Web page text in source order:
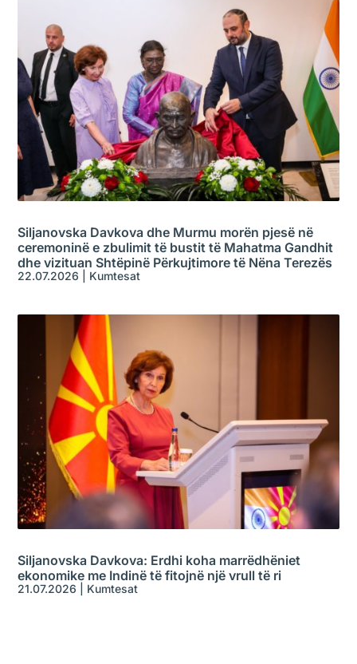
Siljanovska Davkova dhe Murmu morën pjesë në
ceremoninë e zbulimit të bustit të Mahatma Gandhit
dhe vizituan Shtëpinë Përkujtimore të Nëna Terezës
22.07.2026 Kumtesat
Siljanovska Davkova: Erdhi koha marrëdhëniet
ekonomike me Indinë të fitojnë një vrull të ri
21.07.2026 Kumtesat